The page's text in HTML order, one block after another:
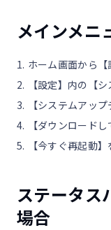
メインメニ
ホーム画面から
【設定】内の【
【システムアッ
【ダウンロード
【今すぐ再起動
ステータス
場合